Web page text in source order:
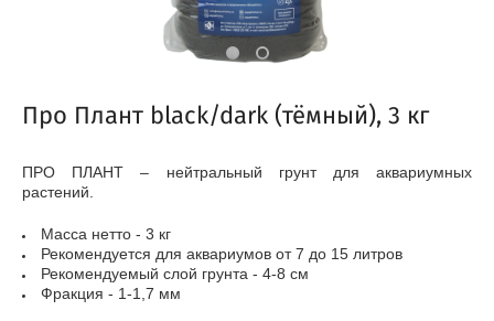
Про Плант black/dark (тёмный), 3 кг
ПРО ПЛАНТ – нейтральный грунт для аквариумных
растений.
Масса нетто - 3 кг
Рекомендуется для аквариумов от 7 до 15 литров
Рекомендуемый слой грунта - 4-8 см
Фракция - 1-1,7 мм